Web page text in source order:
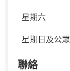
星期六
星期日及公
聯絡